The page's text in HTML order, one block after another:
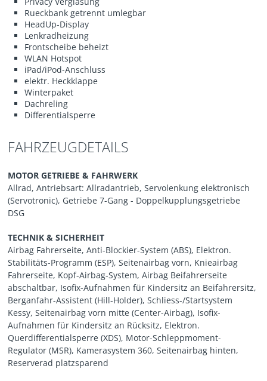
Rueckbank getrennt umlegbar
HeadUp-Display
Lenkradheizung
Frontscheibe beheizt
WLAN Hotspot
iPad/iPod-Anschluss
elektr. Heckklappe
Winterpaket
Dachreling
Differentialsperre
FAHRZEUGDETAILS
MOTOR GETRIEBE & FAHRWERK
Allrad, Antriebsart: Allradantrieb, Servolenkung elektronisch
(Servotronic), Getriebe 7-Gang - Doppelkupplungsgetriebe
DSG
TECHNIK & SICHERHEIT
Airbag Fahrerseite, Anti-Blockier-System (ABS), Elektron.
Stabilitäts-Programm (ESP), Seitenairbag vorn, Knieairbag
Fahrerseite, Kopf-Airbag-System, Airbag Beifahrerseite
abschaltbar, Isofix-Aufnahmen für Kindersitz an Beifahrersitz,
Berganfahr-Assistent (Hill-Holder), Schliess-/Startsystem
Kessy, Seitenairbag vorn mitte (Center-Airbag), Isofix-
Aufnahmen für Kindersitz an Rücksitz, Elektron.
Querdifferentialsperre (XDS), Motor-Schleppmoment-
Regulator (MSR), Kamerasystem 360, Seitenairbag hinten,
Reserverad platzsparend